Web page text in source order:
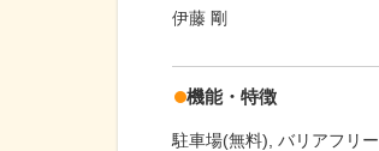
伊藤 剛
機能・特徴
駐車場(無料) バリアフリー